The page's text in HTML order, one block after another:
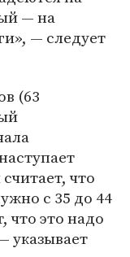
— на
— следует
(63
что
с 35 до 44
что это надо
указывает